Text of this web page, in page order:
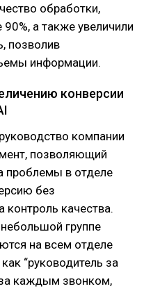
обработки,
а также увеличили
позволив
информации.
конверсии
руководство компании
позволяющий
проблемы в отделе
без
контроль качества.
группе
на всем отделе
“руководитель за
каждым звонком,